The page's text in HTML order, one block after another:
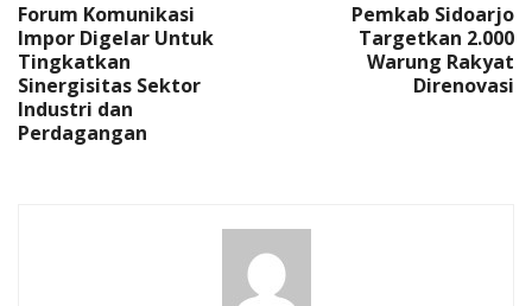
Forum Komunikasi
Impor Digelar Untuk
Tingkatkan
Sinergisitas Sektor
Industri dan
Perdagangan
Pemkab Sidoarjo
Targetkan 2.000
Warung Rakyat
Direnovasi